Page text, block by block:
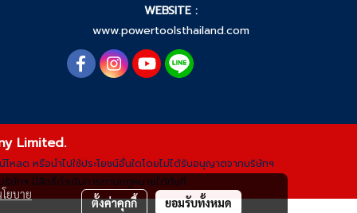
WEBSITE :
www.powertoolsthailand.com
Limited.
ลด หรือนำไปใช้ประโยชน์อื่นใดโดยไม่ได้รับอนุญาตจากบริษัทฯ
ษัทฯ มีสิทธิ์ดำเนินการตามกฎหมายได้ทันที
ยบาย
ตั้งค่าคุกกี้ ยอมรับทั้งหมด